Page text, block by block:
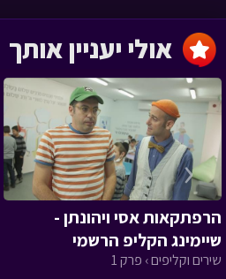
מסעו של הזית
הגינה של טליה
הרפתקאות אסי ויהונתן -
שיימינג הקליפ הרשמי
שירים וקליפים › פרק 1
‹